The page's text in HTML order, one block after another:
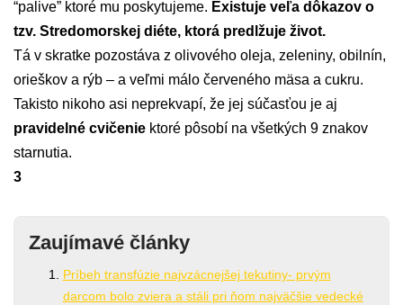
“palive” ktoré mu poskytujeme. Existuje veľa dôkazov o
tzv. Stredomorskej diéte, ktorá predlžuje život.
Tá v skratke pozostáva z olivového oleja, zeleniny, obilnín,
orieškov a rýb – a veľmi málo červeného mäsa a cukru.
Takisto nikoho asi neprekvapí, že jej súčasťou je aj
pravidelné cvičenie ktoré pôsobí na všetkých 9 znakov
starnutia.
3
Zaujímavé články
Príbeh transfúzie najvzácnejšej tekutiny- prvým
darcom bolo zviera a stáli pri ňom najväčšie vedecké